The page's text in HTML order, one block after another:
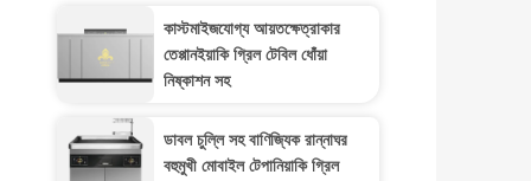
কাস্টমাইজযোগ্য আয়তক্ষেত্রাকার
তেপ্পানইয়াকি গ্রিল টেবিল ধোঁয়া
নিষ্কাশন সহ
ডাবল চুল্লি সহ বাণিজ্যিক রান্নাঘর
বহুমুখী মোবাইল টেপানিয়াকি গ্রিল